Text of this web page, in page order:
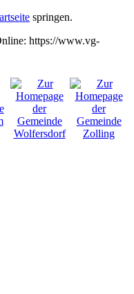
springen.
https://www.vg-